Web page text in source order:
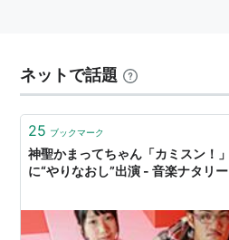
ネットで話題
25 ブックマーク
神聖かまってちゃん「カミスン！」
に“やりなおし”出演 - 音楽ナタリー